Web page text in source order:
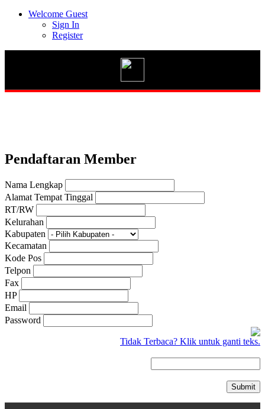
CB 150X
New CB150R Streetfir
Welcome Guest
Sign In
Register
Pendaftaran Member
Nama Lengkap
Alamat Tempat Tinggal
RT/RW
Kelurahan
Kabupaten
Kecamatan
Kode Pos
Telpon
Fax
HP
Email
Password
Tidak Terbaca? Klik untuk ganti teks.
Submit